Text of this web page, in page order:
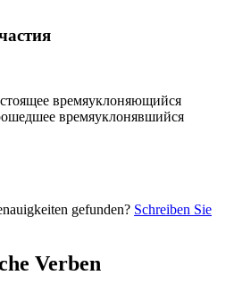
времяуклоняющийся
времяуклонявшийся
gefunden? Schreiben Sie
Verben